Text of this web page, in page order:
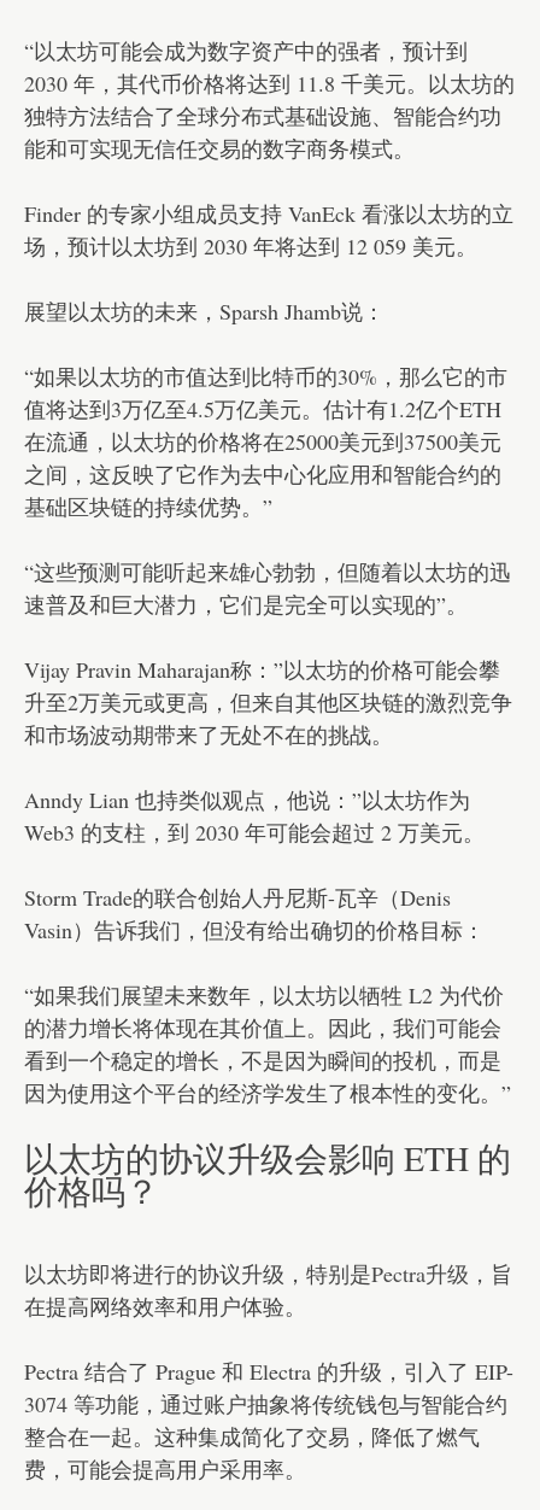
“以太坊可能会成为数字资产中的强者，预计到
2030 年，其代币价格将达到 11.8 千美元。以太坊的
独特方法结合了全球分布式基础设施、智能合约功
能和可实现无信任交易的数字商务模式。
Finder 的专家小组成员支持 VanEck 看涨以太坊的立
场，预计以太坊到 2030 年将达到 12 059 美元。
展望以太坊的未来，Sparsh Jhamb说：
“如果以太坊的市值达到比特币的30%，那么它的市
值将达到3万亿至4.5万亿美元。估计有1.2亿个ETH
在流通，以太坊的价格将在25000美元到37500美元
之间，这反映了它作为去中心化应用和智能合约的
基础区块链的持续优势。”
“这些预测可能听起来雄心勃勃，但随着以太坊的迅
速普及和巨大潜力，它们是完全可以实现的”。
Vijay Pravin Maharajan称：”以太坊的价格可能会攀
升至2万美元或更高，但来自其他区块链的激烈竞争
和市场波动期带来了无处不在的挑战。
Anndy Lian 也持类似观点，他说：”以太坊作为
Web3 的支柱，到 2030 年可能会超过 2 万美元。
Storm Trade的联合创始人丹尼斯-瓦辛（Denis
Vasin）告诉我们，但没有给出确切的价格目标：
“如果我们展望未来数年，以太坊以牺牲 L2 为代价
的潜力增长将体现在其价值上。因此，我们可能会
看到一个稳定的增长，不是因为瞬间的投机，而是
因为使用这个平台的经济学发生了根本性的变化。”
以太坊的协议升级会影响 ETH 的
价格吗？
以太坊即将进行的协议升级，特别是Pectra升级 ，旨
在提高网络效率和用户体验。
Pectra 结合了 Prague 和 Electra 的升级，引入了 EIP-
3074 等功能，通过账户抽象将传统钱包与智能合约
整合在一起。这种集成简化了交易，降低了燃气
费，可能会提高用户采用率。